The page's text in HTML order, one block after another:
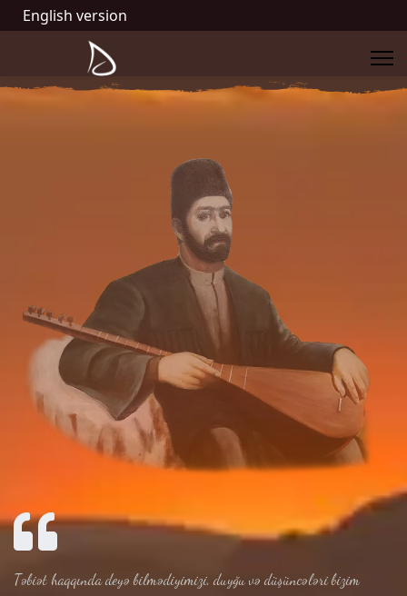
English version
Təbiət haqqında deyə bilmədiyimizi, duyğu və düşüncələri bizim